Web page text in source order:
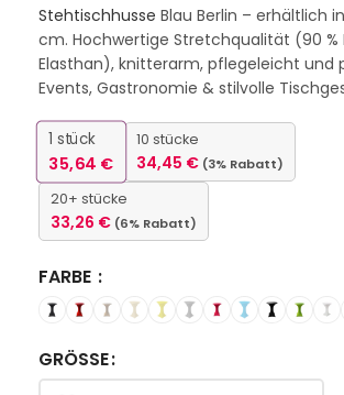
Stehtischhusse Blau Berlin – erhältlich
cm. Hochwertige Stretchqualität (90 %
Elasthan), knitterarm, pflegeleicht und
Events, Gastronomie & stilvolle
1 stück
35,64 €
10 stücke
34,45 € (3% Rabatt)
20+ stücke
33,26 € (6% Rabatt)
FARBE
GRÖSSE